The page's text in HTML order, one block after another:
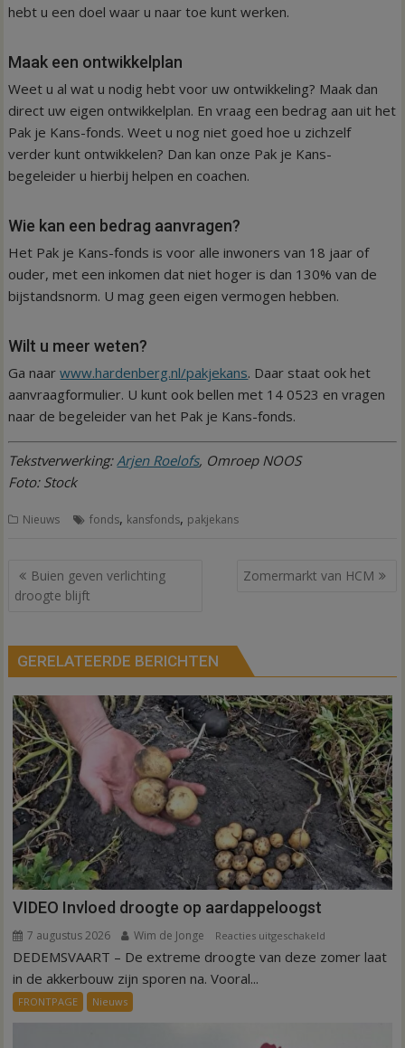
hebt u een doel waar u naar toe kunt werken.
Maak een ontwikkelplan
Weet u al wat u nodig hebt voor uw ontwikkeling? Maak dan
direct uw eigen ontwikkelplan. En vraag een bedrag aan uit het
Pak je Kans-fonds. Weet u nog niet goed hoe u zichzelf
verder kunt ontwikkelen? Dan kan onze Pak je Kans-
begeleider u hierbij helpen en coachen.
Wie kan een bedrag aanvragen?
Het Pak je Kans-fonds is voor alle inwoners van 18 jaar of
ouder, met een inkomen dat niet hoger is dan 130% van de
bijstandsnorm. U mag geen eigen vermogen hebben.
Wilt u meer weten?
Ga naarwww.hardenberg.nl/pakjekans. Daar staat ook het
aanvraagformulier. U kunt ook bellen met 14 0523 en vragen
naar de begeleider van het Pak je Kans-fonds.
Tekstverwerking:Arjen Roelofs, Omroep NOOS
Foto: Stock
Nieuws fonds, kansfonds, pakjekans
Bericht
navigatie
Buien geven verlichting
droogte blijft
Zomermarkt van HCM
GERELATEERDE BERICHTEN
VIDEO Invloed droogte op aardappeloogst
7 augustus 2026 Wim de Jonge Reacties uitgeschakeld
VIDEO
DEDEMSVAART – De extreme droogte van deze zomer laat
in de akkerbouw zijn sporen na. Vooral...
FRONTPAGE Nieuws